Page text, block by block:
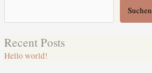
Suchen
Recent Posts
Hello world!